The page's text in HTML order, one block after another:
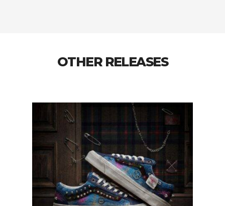
OTHER RELEASES